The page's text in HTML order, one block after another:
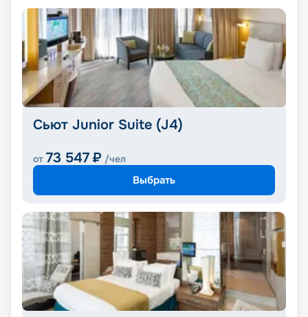
Сьют Junior Suite (J4)
от 73 547 ₽ /чел
Выбрать